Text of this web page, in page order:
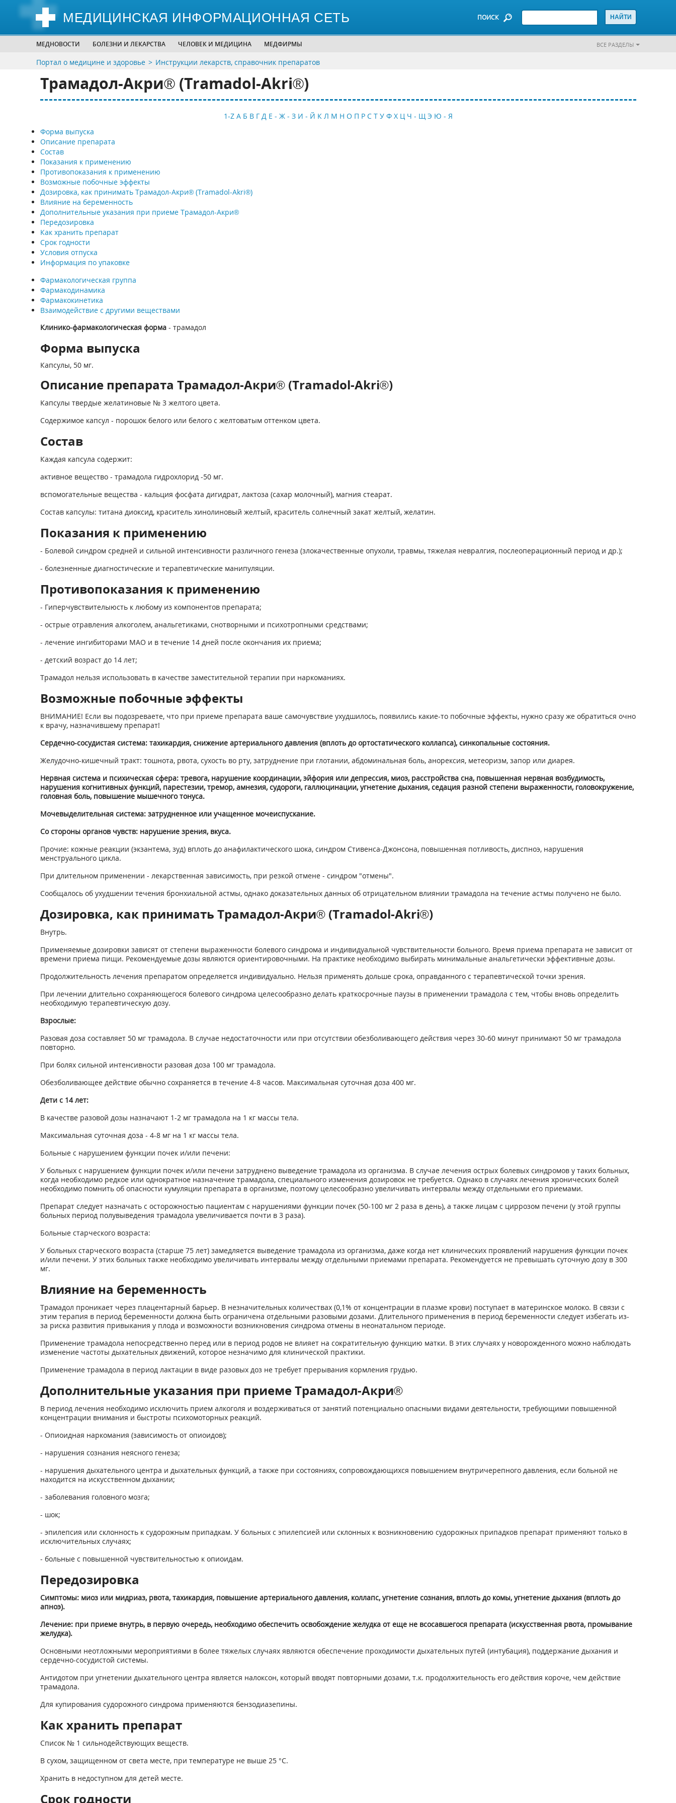
МЕДИЦИНСКАЯ ИНФОРМАЦИОННАЯ СЕТЬ ПОИСК
МЕДНОВОСТИ БОЛЕЗНИ И ЛЕКАРСТВА ЧЕЛОВЕК И МЕДИЦИНА МЕДФИРМЫ ВСЕ РАЗДЕЛЫ
Портал о медицине и здоровье Инструкции лекарств, справочник препаратов
Трамадол-Акри® (Tramadol-Akri®)
1-Z А Б В Г Д Е - Ж - З И - Й К Л М Н О П Р С Т У Ф Х Ц Ч - Щ Э Ю - Я
Форма выпуска
Описание препарата
Состав
Показания к применению
Противопоказания к применению
Возможные побочные эффекты
Дозировка, как принимать Трамадол-Акри® (Tramadol-Akri®)
Влияние на беременность
Дополнительные указания при приеме Трамадол-Акри®
Передозировка
Как хранить препарат
Срок годности
Условия отпуска
Информация по упаковке
Фармакологическая группа
Фармакодинамика
Фармакокинетика
Взаимодействие с другими веществами
Клинико-фармакологическая форма- трамадол
Форма выпуска
Капсулы, 50 мг.
Описание препарата Трамадол-Акри® (Tramadol-Akri®)
Капсулы твердые желатиновые № 3 желтого цвета.
Содержимое капсул - порошок белого или белого с желтоватым оттенком цвета.
Состав
Каждая капсула содержит:
активное вещество - трамадола гидрохлорид -50 мг.
вспомогательные вещества - кальция фосфата дигидрат, лактоза (сахар молочный), магния стеарат.
Состав капсулы: титана диоксид, краситель хинолиновый желтый, краситель солнечный за­кат желтый, желатин.
Показания к применению
- Болевой синдром средней и сильной интенсивности различного генеза (злокачественные опухоли, травмы, тяжелая невралгия, послеоперационный период и др.);
- болезненные диагностические и терапевтические манипуляции.
Противопоказания к применению
- Гиперчувствителыюсть к любому из компонентов препарата;
- острые отравления алкоголем, анальгетиками, снотворными и психотропными средствами;
- лечение ингибиторами МАО и в течение 14 дней после окончания их приема;
- детский возраст до 14 лет;
Трамадол нельзя использовать в качестве заместительной терапии при наркоманиях.
Возможные побочные эффекты
ВНИМАНИЕ! Если вы подозреваете, что при приеме препарата ваше самочувствие ухудшилось, появились какие-то побочные эффекты, нужно сразу же обратиться очно
к врачу, назначившему препарат!
Сердечно-сосудистая система: тахикардия, снижение артериального давления (вплоть до ор­тостатического коллапса), синкопальные состояния.
Желудочно-кишечный тракт: тошнота, рвота, сухость во рту, затруднение при глотании, аб­доминальная боль, анорексия, метеоризм, запор или диарея.
Нервная система и психическая сфера: тревога, нарушение координации, эйфория или депрес­сия, миоз, расстройства сна, повышенная нервная возбудимость,
нарушения когнитивных функций, парестезии, тремор, амнезия, судороги, галлюцинации, угнетение дыхания, седация разной степени выраженности, головокружение,
головная боль, повышение мышечного тону­са.
Мочевыделительная система: затрудненное или учащенное мочеиспускание.
Со стороны органов чувств: нарушение зрения, вкуса.
Прочие: кожные реакции (экзантема, зуд) вплоть до анафилактического шока, синдром Сти­венса-Джонсона, повышенная потливость, диспноэ, нарушения
менструального цикла.
При длительном применении - лекарственная зависимость, при резкой отмене - синдром "от­мены".
Сообщалось об ухудшении течения бронхиальной астмы, однако доказательных данных об отрицательном влиянии трамадола на течение астмы получено не было.
Дозировка, как принимать Трамадол-Акри® (Tramadol-Akri®)
Внутрь.
Применяемые дозировки зависят от степени выраженности болевого синдрома и ин­дивидуальной чувствительности больного. Время приема препарата не зависит от
времени приема пищи. Рекомендуемые дозы являются ориентировочными. На практике необходимо выбирать минимальные анальгетически эффективные дозы.
Продолжительность лечения препаратом определяется индивидуально. Нельзя применять дольше срока, оправданного с терапевтической точки зрения.
При лечении длительно сохра­няющегося болевого синдрома целесообразно делать краткосрочные паузы в применении трамадола с тем, чтобы вновь определить
необходимую терапевтическую дозу.
Взрослые:
Разовая доза составляет 50 мг трамадола. В случае недостаточности или при отсутствии обез­боливающего действия через 30-60 минут принимают 50 мг трамадола
повторно.
При болях сильной интенсивности разовая доза 100 мг трамадола.
Обезболивающее действие обычно со­храняется в течение 4-8 часов. Максимальная суточная доза 400 мг.
Дети с 14 лет:
В качестве разовой дозы назначают 1-2 мг трамадола на 1 кг массы тела.
Максимальная су­точная доза - 4-8 мг на 1 кг массы тела.
Больные с нарушением функции почек и/или печени:
У больных с нарушением функции почек и/или печени затруднено выведение трамадола из организма. В случае лечения острых болевых синдромов у таких больных,
когда необходимо редкое или однократное назначение трамадола, специального изменения дозировок не требу­ется. Однако в случаях лечения хронических болей
необходимо помнить об опасности куму­ляции препарата в организме, поэтому целесообразно увеличивать интервалы между отдель­ными его приемами.
Препарат следует назначать с осторожностью пациентам с нарушениями функции почек (50-100 мг 2 раза в день), а также лицам с циррозом печени (у этой группы
больных период полувыведения трамадола увеличивается почти в 3 раза).
Больные старческого возраста:
У больных старческого возраста (старше 75 лет) замедляется выведение трамадола из орга­низма, даже когда нет клинических проявлений нарушения функции почек
и/или печени. У этих больных также необходимо увеличивать интервалы между отдельными приемами препа­рата. Рекомендуется не превышать суточную дозу в 300
мг.
Влияние на беременность
Трамадол проникает через плацентарный барьер. В незначительных количествах (0,1% от концентрации в плазме крови) поступает в материнское молоко. В связи с
этим терапия в пе­риод беременности должна быть ограничена отдельными разовыми дозами. Длительного при­менения в период беременности следует избегать из-
за риска развития привыкания у плода и возможности возникновения синдрома отмены в неонатальном периоде.
Применение трамадола непосредственно перед или в период родов не влияет на сократитель­ную функцию матки. В этих случаях у новорожденного можно наблюдать
изменение частоты дыхательных движений, которое незначимо для клинической практики.
Применение трамадола в период лактации в виде разовых доз не требует прерывания кормле­ния грудью.
Дополнительные указания при приеме Трамадол-Акри®
В период лечения необходимо исключить прием алкоголя и воздерживаться от занятий потен­циально опасными видами деятельности, требующими повышенной
концентрации внимания и быстроты психомоторных реакций.
- Опиоидная наркомания (зависимость от опиоидов);
- нарушения сознания неясного генеза;
- нарушения дыхательного центра и дыхательных функций, а также при состояниях, сопро­вождающихся повышением внутричерепного давления, если больной не
находится на ис­кусственном дыхании;
- заболевания головного мозга;
- шок;
- эпилепсия или склонность к судорожным припадкам. У больных с эпилепсией или склон­ных к возникновению судорожных припадков препарат применяют только в
исключитель­ных случаях;
- больные с повышенной чувствительностью к опиоидам.
Передозировка
Симптомы: миоз или мидриаз, рвота, тахикардия, повышение артериального давления, кол­лапс, угнетение сознания, вплоть до комы, угнетение дыхания (вплоть до
апноэ).
Лечение: при приеме внутрь, в первую очередь, необходимо обеспечить освобождение желуд­ка от еще не всосавшегося препарата (искусственная рвота, промывание
желудка).
Основными неотложными мероприятиями в более тяжелых случаях являются обеспечение проходимости дыхательных путей (интубация), поддержание дыхания и
сердечно-сосудистой системы.
Антидотом при угнетении дыхательного центра является налоксон, который вводят повтор­ными дозами, т.к. продолжительность его действия короче, чем действие
трамадола.
Для купирования судорожного синдрома применяются бензодиазепины.
Как хранить препарат
Список № 1 сильнодействующих веществ.
В сухом, защищенном от света месте, при температуре не выше 25 °С.
Хранить в недоступном для детей месте.
Срок годности